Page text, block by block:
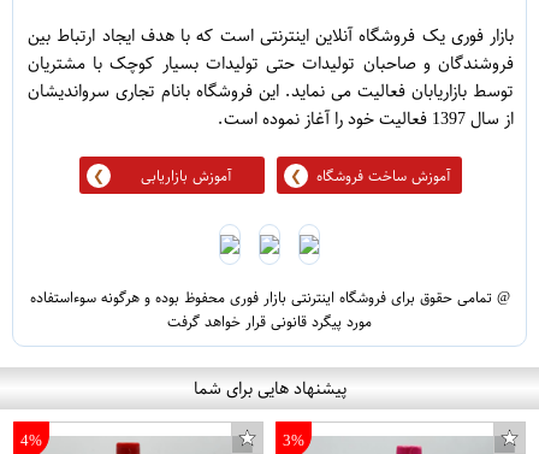
بازار فوری یک فروشگاه آنلاین اینترنتی است که با هدف ایجاد ارتباط بین
فروشندگان و صاحبان تولیدات حتی تولیدات بسیار کوچک با مشتریان
توسط بازاریابان فعالیت می نماید. این فروشگاه بانام تجاری سرواندیشان
از سال 1397 فعالیت خود را آغاز نموده است.
آموزش ساخت فروشگاه آموزش بازاریابی
@ تمامی حقوق برای فروشگاه اینترنتی بازار فوری محفوظ بوده و هرگونه سوءاستفاده
مورد پیگرد قانونی قرار خواهد گرفت
پیشنهاد هایی برای شما
3%
4%